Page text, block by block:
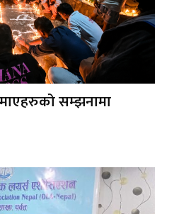
सम्झनामा